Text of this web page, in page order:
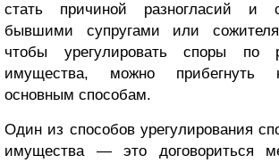
стать причиной разногласий и
бывшими супругами или
чтобы урегулировать споры по
имущества, можно прибегнуть
основным способам.
Один из способов урегулирования
имущества — это договориться